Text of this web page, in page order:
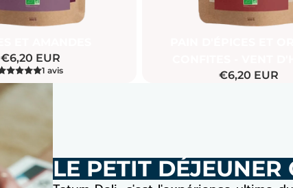
€6,20 EUR
1 avis
€6,20 EUR
LE PETIT